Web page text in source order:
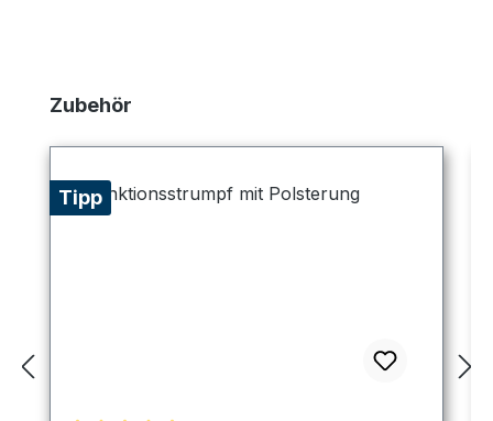
Produktgalerie überspringen
Zubehör
Tipp